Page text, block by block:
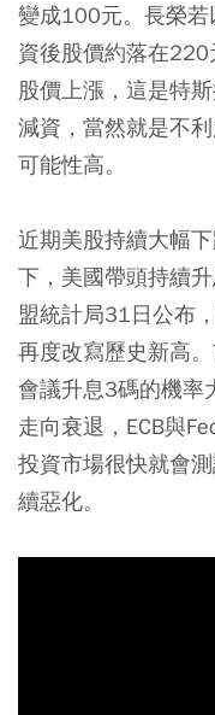
變成100元。長榮
資後股價約落在
股價上漲，這是特
減資，當然就是不
可能性高。
近期美股持續大幅
下，美國帶頭持續
盟統計局31日公布
再度改寫歷史新高
會議升息3碼的機率
走向衰退，ECB與
投資市場很快就會
續惡化。